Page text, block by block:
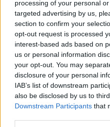
processing of your personal
targeted advertising by us,
section to confirm your
opt-out request is processed
interest-based ads based on
us or personal information
your opt-out. You may
disclosure of your personal
IAB’s list of downstream
also be disclosed by us to
Downstream Participants that
kapitulációjaként
melyeket Izraelben sem
Amerikai és iráni
ültek asztalhoz, és
forduló után "biztató
D. Vance amerikai
fenyegetéscunamit
hogy Irán megnyerte a
Izrael libanoni
Visszájára sült el Trump